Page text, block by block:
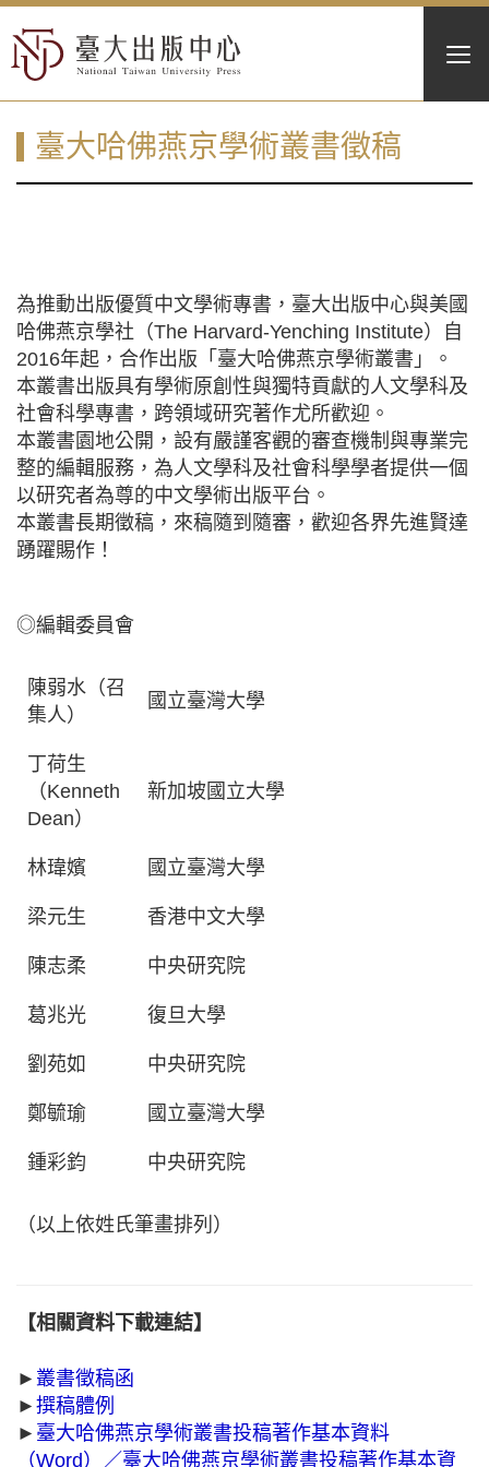
臺大哈佛燕京學術叢書徵稿
為推動出版優質中文學術專書，臺大出版中心與美國
哈佛燕京學社（The Harvard-Yenching Institute）自
2016年起，合作出版「 臺大哈佛燕京學術叢書 」。
本叢書出版具有學術原創性與獨特貢獻的人文學科及
社會科學專書，跨領域研究著作尤所歡迎。
本叢書園地公開，設有嚴謹客觀的審查機制與專業完
整的編輯服務，為人文學科及社會科學學者提供一個
以研究者為尊的中文學術出版平台。
本叢書長期徵稿，來稿隨到隨審，歡迎各界先進賢達
踴躍賜作！
◎編輯委員會
陳弱水（召
集人）
國立臺灣大學
丁荷生
（Kenneth
Dean）
新加坡國立大學
林瑋嬪 國立臺灣大學
梁元生 香港中文大學
陳志柔 中央研究院
葛兆光 復旦大學
劉苑如 中央研究院
鄭毓瑜 國立臺灣大學
鍾彩鈞 中央研究院
（以上依姓氏筆畫排列）
【相關資料下載連結】
► 叢書徵稿函
► 撰稿體例
► 臺大哈佛燕京學術叢書投稿著作基本資料
（Word） ／臺大哈佛燕京學術叢書投稿著作基本資